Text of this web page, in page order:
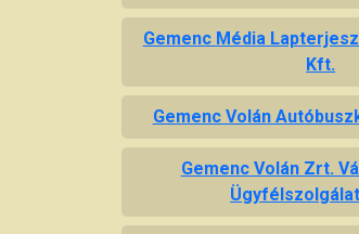
Gemenc Média
Kft.
Gemenc Volán
Gemenc Volán Zrt.